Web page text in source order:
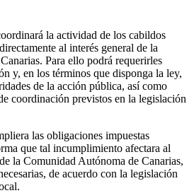
la actividad de los cabildos
al interés general de la
Para ello podrá requerirles
y, en los términos que disponga la ley,
de la acción pública, así como
coordinación previstos en la legislación
las obligaciones impuestas
que tal incumplimiento afectara al
la Comunidad Autónoma de Canarias,
de acuerdo con la legislación